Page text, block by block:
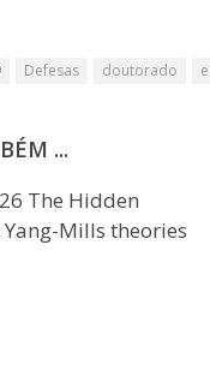
Defesas doutorado
...
The Hidden
Mills theories